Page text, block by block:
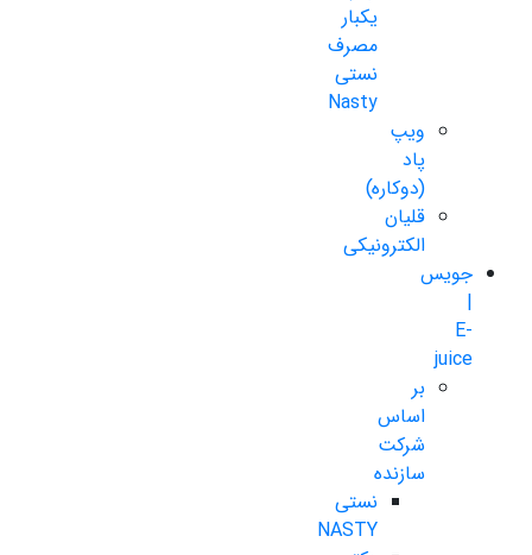
یکبار
مصرف
نستی
Nasty
ویپ
پاد
(دوکاره)
قلیان
الکترونیکی
جویس
|
E-
juice
بر
اساس
شرکت
سازنده
نستی
NASTY